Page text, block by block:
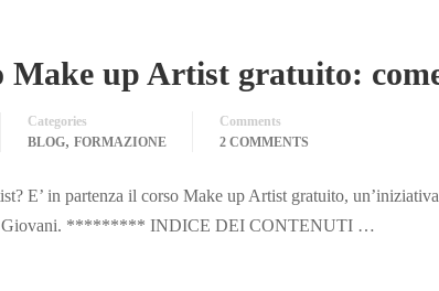
Make up Artist gratuito:
Categories
BLOG, FORMAZIONE
Comments
2 COMMENTS
E’ in partenza il corso Make up Artist gratuito,
Giovani. ********* INDICE DEI CONTENUTI …